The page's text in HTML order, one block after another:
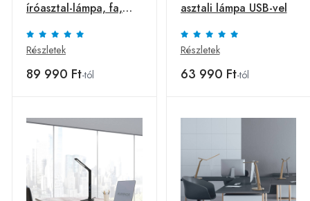
íróasztal-lámpa, fa,
szürke
Részletek
89 990 Ft-tól
asztali lámpa USB-vel
Részletek
63 990 Ft-tól